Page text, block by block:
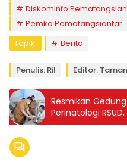
Diskominfo
Pemko Pematangsiantar
Topik:
Berita
Penulis: Ril Editor:
Resmikan
Perinatologi
Target Layanan